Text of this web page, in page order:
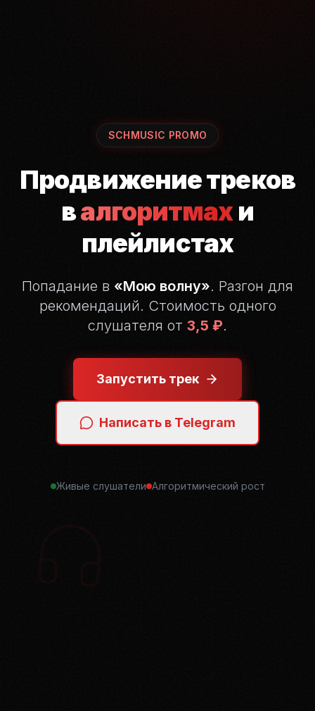
SCHMUSIC PROMO
Продвижение треков
валгоритмахи
плейлистах
Попадание в «Мою волну». Разгон для
рекомендаций. Стоимость одного
слушателя от 3,5 ₽.
Запустить трек
Написать в Telegram
Живые слушатели Алгоритмический рост